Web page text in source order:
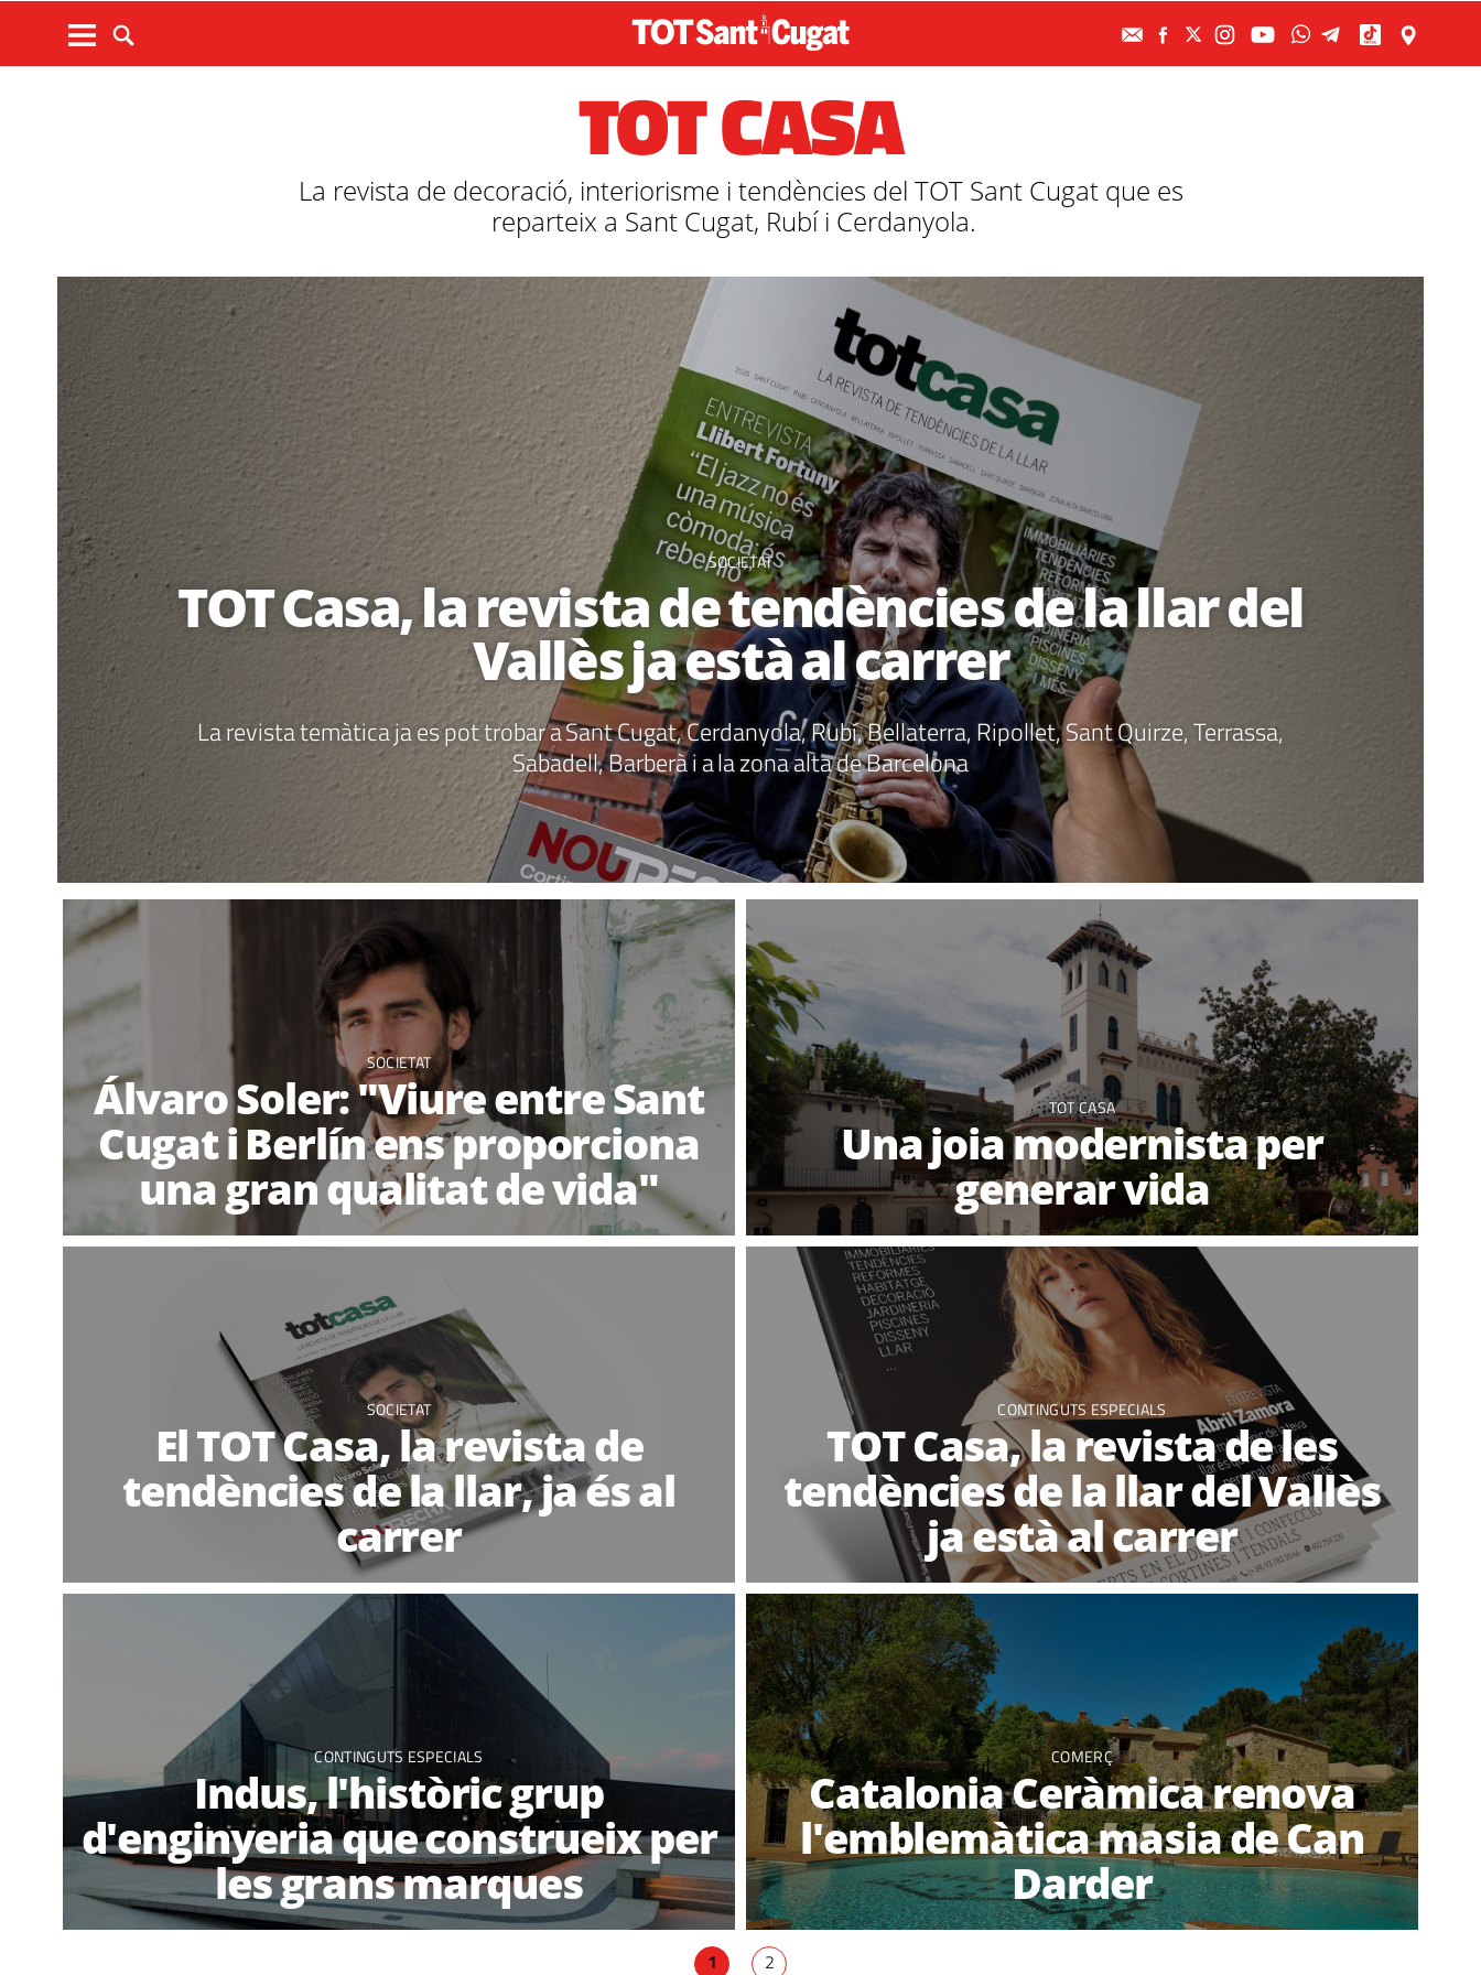
TOT CASA
La revista de decoració, interiorisme i tendències del TOT Sant Cugat que es
reparteix a Sant Cugat, Rubí i Cerdanyola.
SOCIETAT
TOT Casa, la revista de tendències de la llar del
Vallès ja està al carrer
La revista temàtica ja es pot trobar a Sant Cugat, Cerdanyola, Rubí, Bellaterra, Ripollet, Sant Quirze, Terrassa,
Sabadell, Barberà i a la zona alta de Barcelona
SOCIETAT
Álvaro Soler: "Viure entre Sant
Cugat i Berlín ens proporciona
una gran qualitat de vida"
TOT CASA
Una joia modernista per
generar vida
SOCIETAT
El TOT Casa, la revista de
tendències de la llar, ja és al
carrer
CONTINGUTS ESPECIALS
TOT Casa, la revista de les
tendències de la llar del Vallès
ja està al carrer
CONTINGUTS ESPECIALS
Indus, l'històric grup
d'enginyeria que construeix per
les grans marques
COMERÇ
Catalonia Ceràmica renova
l'emblemàtica masia de Can
Darder
1 2